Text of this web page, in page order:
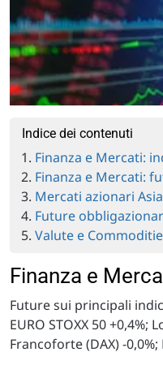
Indice dei contenuti
Finanza e Mercati:
Finanza e Mercati:
Mercati azionari Asia
Future
Valute e
Finanza e
Future sui principali
EURO STOXX 50 +0,4%;
Francoforte (DAX) -0,0%;